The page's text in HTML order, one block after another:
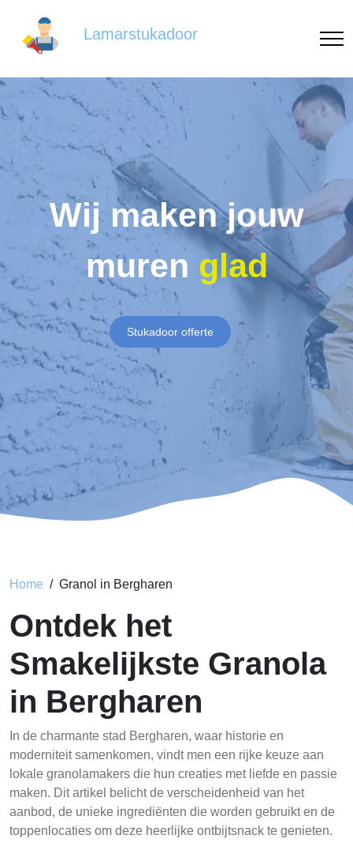
Lamarstukadoor
Wij maken jouw
muren glad
Stukadoor offerte
Home Granol in Bergharen
Ontdek het
Smakelijkste Granola
in Bergharen
In de charmante stad Bergharen, waar historie en
moderniteit samenkomen, vindt men een rijke keuze aan
lokale granolamakers die hun creaties met liefde en passie
maken. Dit artikel belicht de verscheidenheid van het
aanbod, de unieke ingrediënten die worden gebruikt en de
toppenlocaties om deze heerlijke ontbijtsnack te genieten.